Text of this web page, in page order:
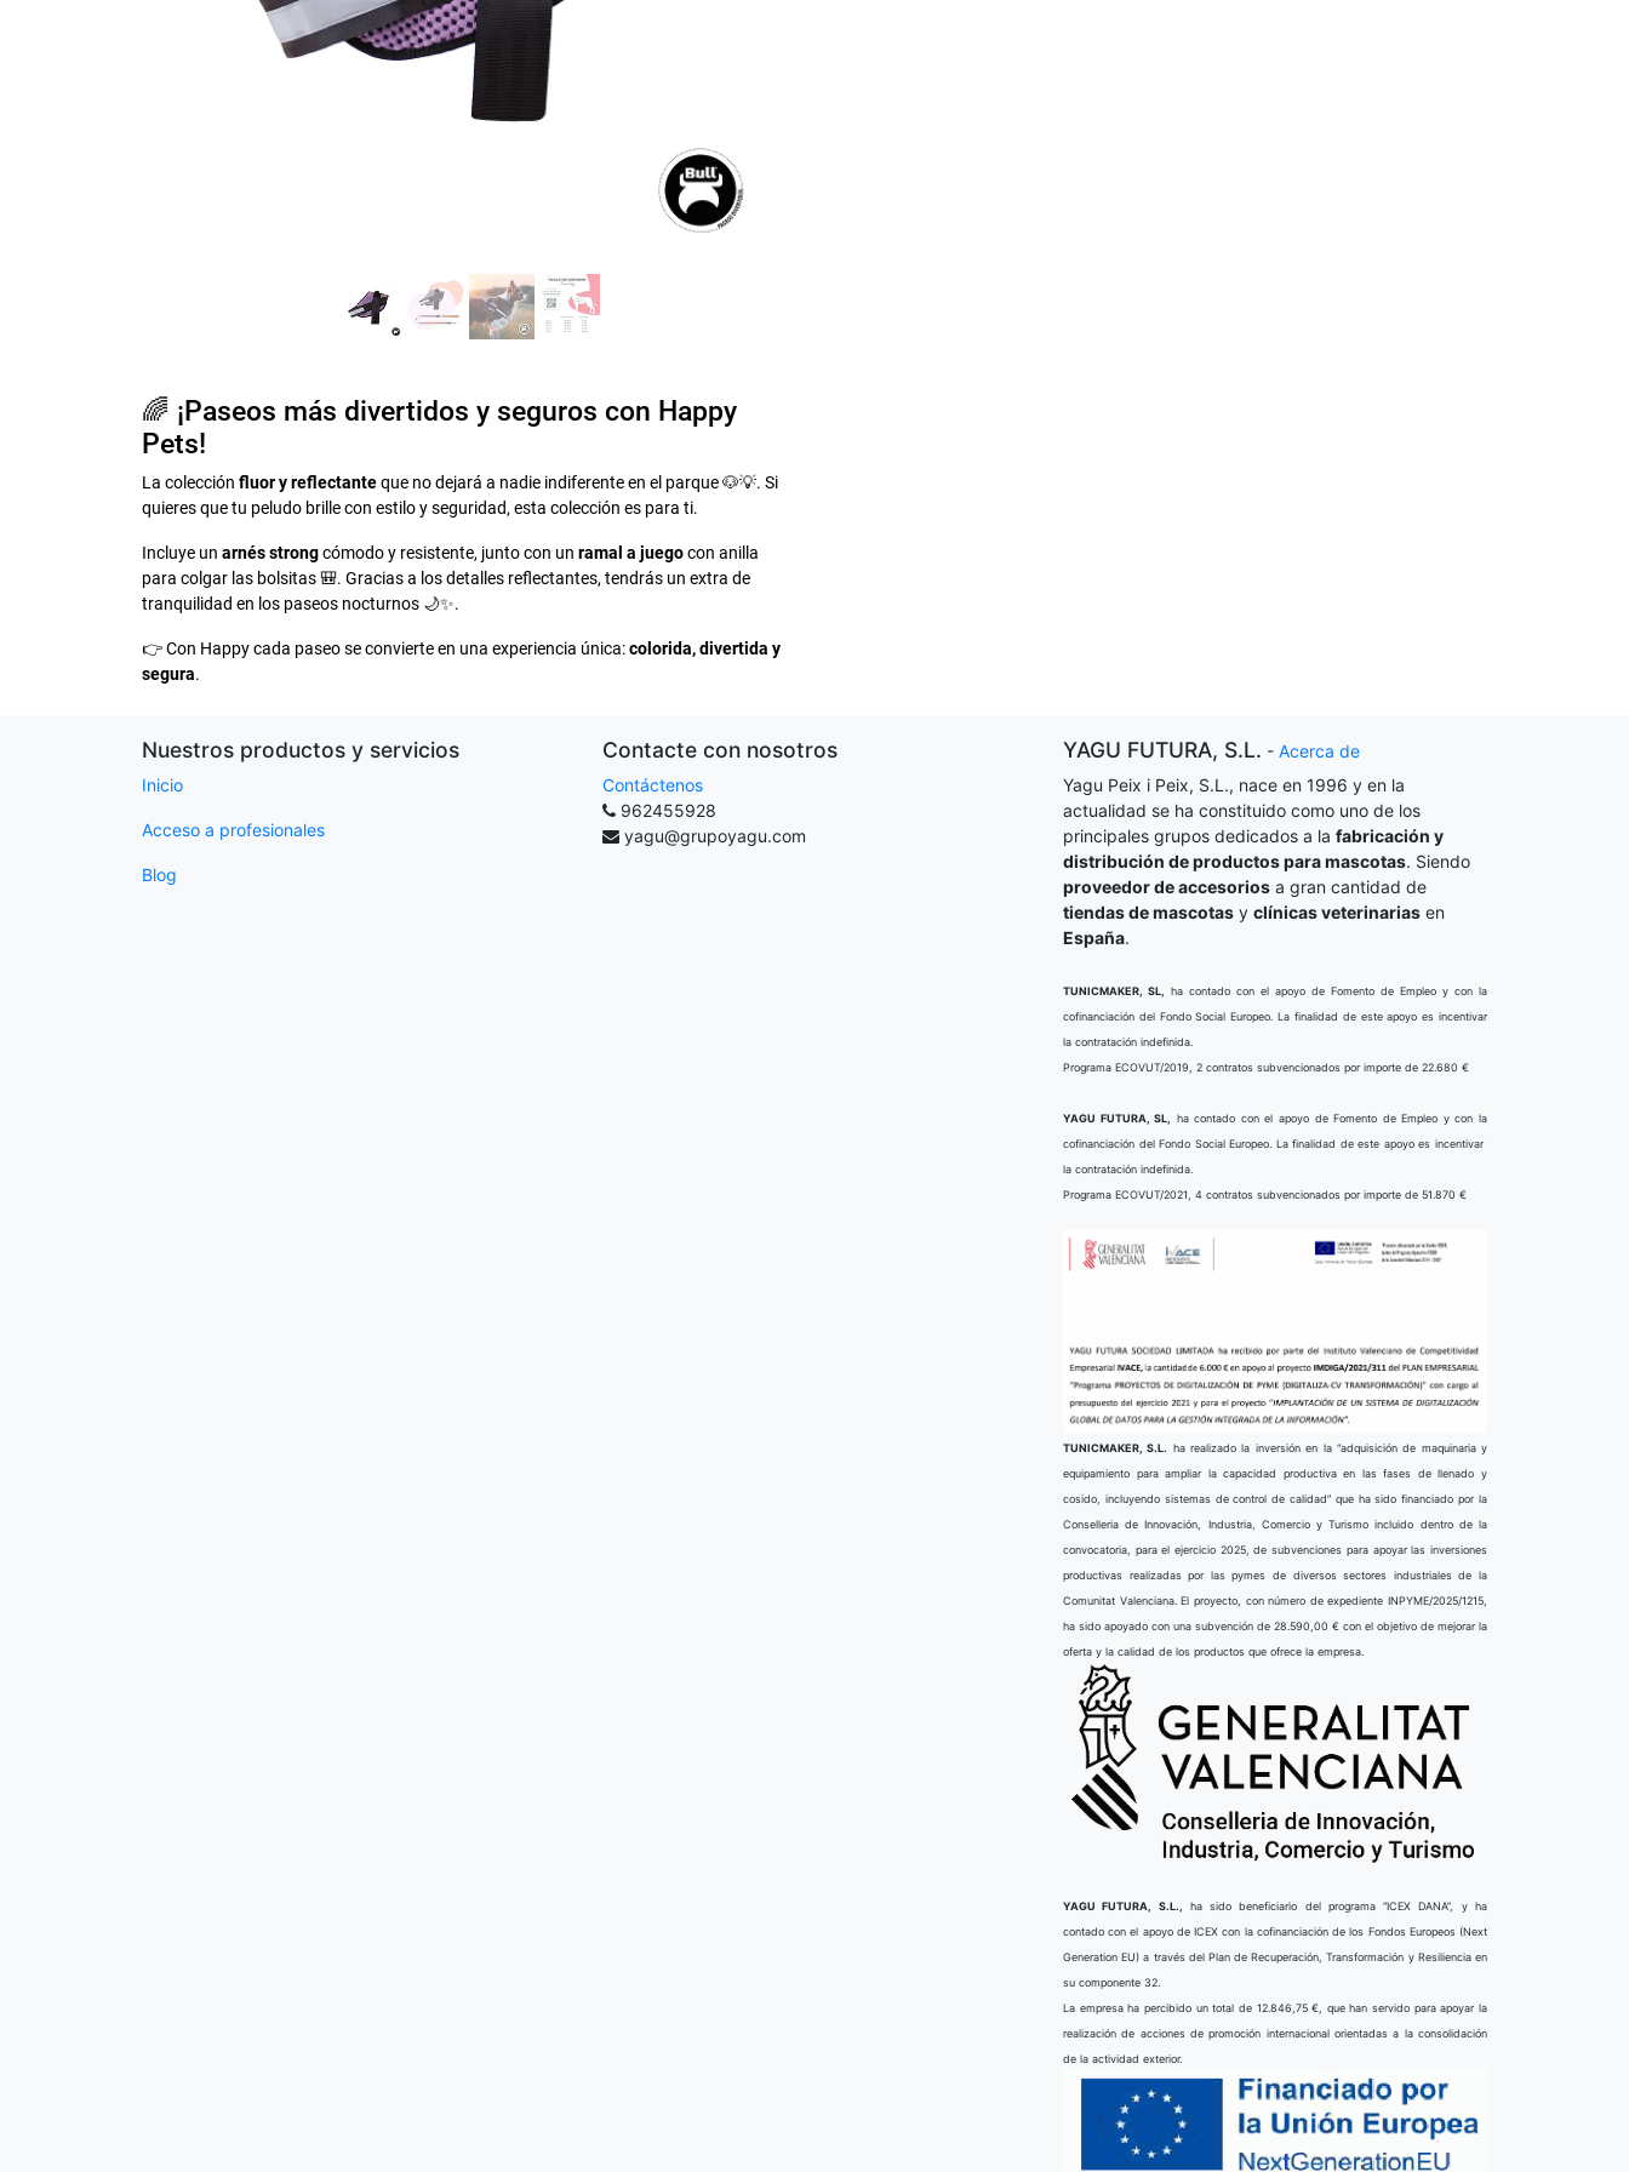
🌈 ¡Paseos más divertidos y seguros con Happy
Pets!
La colección fluor y reflectanteque no dejará a nadie indiferente en el parque 🐶💡. Si
quieres que tu peludo brille con estilo y seguridad, esta colección es para ti.
Incluye un arnés strongcómodo y resistente, junto con un ramal a juegocon anilla
para colgar las bolsitas 🎒. Gracias a los detalles reflectantes, tendrás un extra de
tranquilidad en los paseos nocturnos 🌙✨.
👉 Con Happy cada paseo se convierte en una experiencia única:colorida, divertida y
segura.
Nuestros productos y servicios
Inicio
Acceso a profesionales
Blog
Contacte con nosotros
Contáctenos
962455928
yagu@grupoyagu.com
YAGU FUTURA, S.L. - Acerca de
Yagu Peix i Peix, S.L., nace en 1996 y en la
actualidad se ha constituido como uno de los
principales grupos dedicados a la fabricación y
distribución de productos para mascotas. Siendo
proveedor de accesorios a gran cantidad de
tiendas de mascotas y clínicas veterinarias en
España.
TUNICMAKER, SL,
ha contado con el apoyo de Fomento de Empleo y con la
cofinanciación del Fondo Social Europeo. La finalidad de este apoyo es incentivar
la contratación indefinida.
Programa ECOVUT/2019, 2 contratos subvencionados por importe de 22.680 €
YAGU FUTURA, SL,
ha contado con el apoyo de Fomento de Empleo y con la
cofinanciación del Fondo Social Europeo. La finalidad de este apoyo es incentivar
la contratación indefinida.
Programa ECOVUT/2021, 4 contratos subvencionados por importe de 51.870 €
TUNICMAKER, S.L. ha realizado la inversión en la “adquisición de maquinaria y
equipamiento para ampliar la capacidad productiva en las fases de llenado y
cosido, incluyendo sistemas de control de calidad” que ha sido financiado por la
Conselleria de Innovación, Industria, Comercio y Turismo incluido dentro de la
convocatoria, para el ejercicio 2025, de subvenciones para apoyar las inversiones
productivas realizadas por las pymes de diversos sectores industriales de la
Comunitat Valenciana. El proyecto, con número de expediente INPYME/2025/1215,
ha sido apoyado con una subvención de 28.590,00 € con el objetivo de mejorar la
oferta y la calidad de los productos que ofrece la empresa.
YAGU FUTURA, S.L.,
ha sido beneficiario del programa “ICEX DANA”, y ha
contado con el apoyo de ICEX con la cofinanciación de los Fondos Europeos (Next
Generation EU) a través del Plan de Recuperación, Transformación y Resiliencia en
su componente 32.
La empresa ha percibido un total de 12.846,75 €, que han servido para apoyar la
realización de acciones de promoción internacional orientadas a la consolidación
de la actividad exterior.